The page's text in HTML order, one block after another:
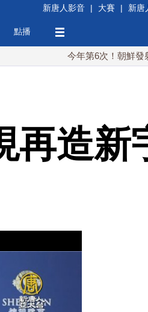
新唐人影音 | 大賽 | 新唐
點播
今年第6次！朝鮮發射彈道導
再造新